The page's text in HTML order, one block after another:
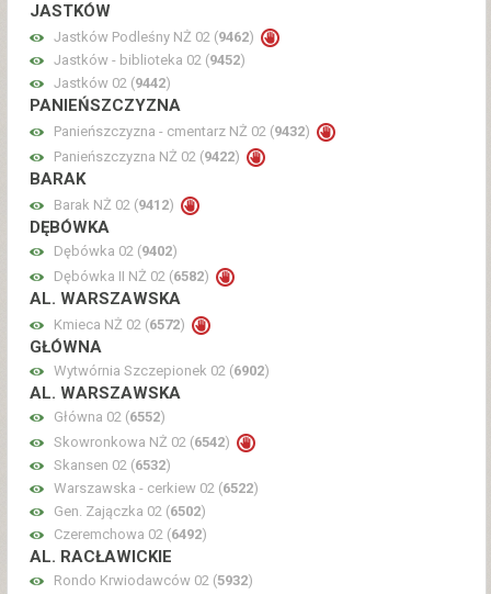
JASTKÓW
Jastków Podleśny NŻ 02 (9462)
Jastków - biblioteka 02 (9452)
Jastków 02 (9442)
PANIEŃSZCZYZNA
Panieńszczyzna - cmentarz NŻ 02 (9432)
Panieńszczyzna NŻ 02 (9422)
BARAK
Barak NŻ 02 (9412)
DĘBÓWKA
Dębówka 02 (9402)
Dębówka II NŻ 02 (6582)
AL. WARSZAWSKA
Kmieca NŻ 02 (6572)
GŁÓWNA
Wytwórnia Szczepionek 02 (6902)
AL. WARSZAWSKA
Główna 02 (6552)
Skowronkowa NŻ 02 (6542)
Skansen 02 (6532)
Warszawska - cerkiew 02 (6522)
Gen. Zajączka 02 (6502)
Czeremchowa 02 (6492)
AL. RACŁAWICKIE
Rondo Krwiodawców 02 (5932)